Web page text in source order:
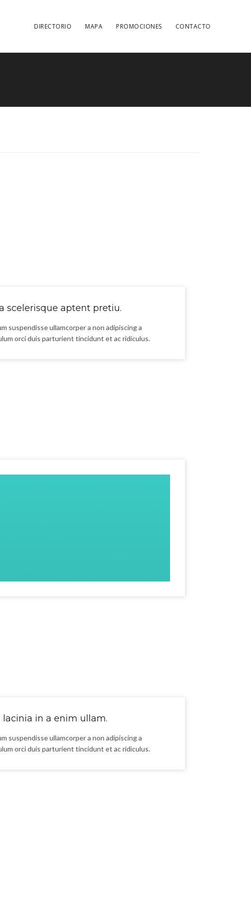
DIRECTORIO MAPA PROMOCIONES CONTACTO
scelerisque aptent pretiu.
suspendisse ullamcorper a non adipiscing a
orci duis parturient tincidunt et ac ridiculus.
in a enim ullam.
suspendisse ullamcorper a non adipiscing a
orci duis parturient tincidunt et ac ridiculus.